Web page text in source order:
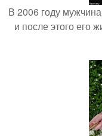
В 2006 году
и после этого его